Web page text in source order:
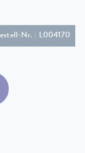
Nr. : L004170